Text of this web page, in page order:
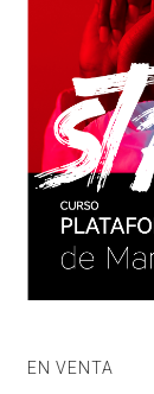
EN VENTA